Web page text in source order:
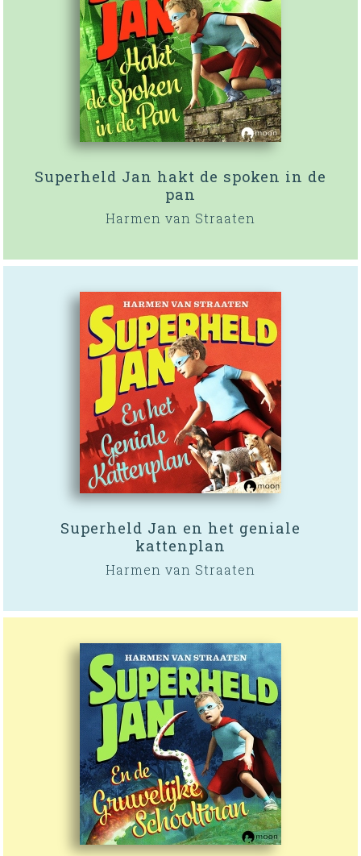
Superheld Jan hakt de spoken in de
pan
Harmen van Straaten
Superheld Jan en het geniale
kattenplan
Harmen van Straaten